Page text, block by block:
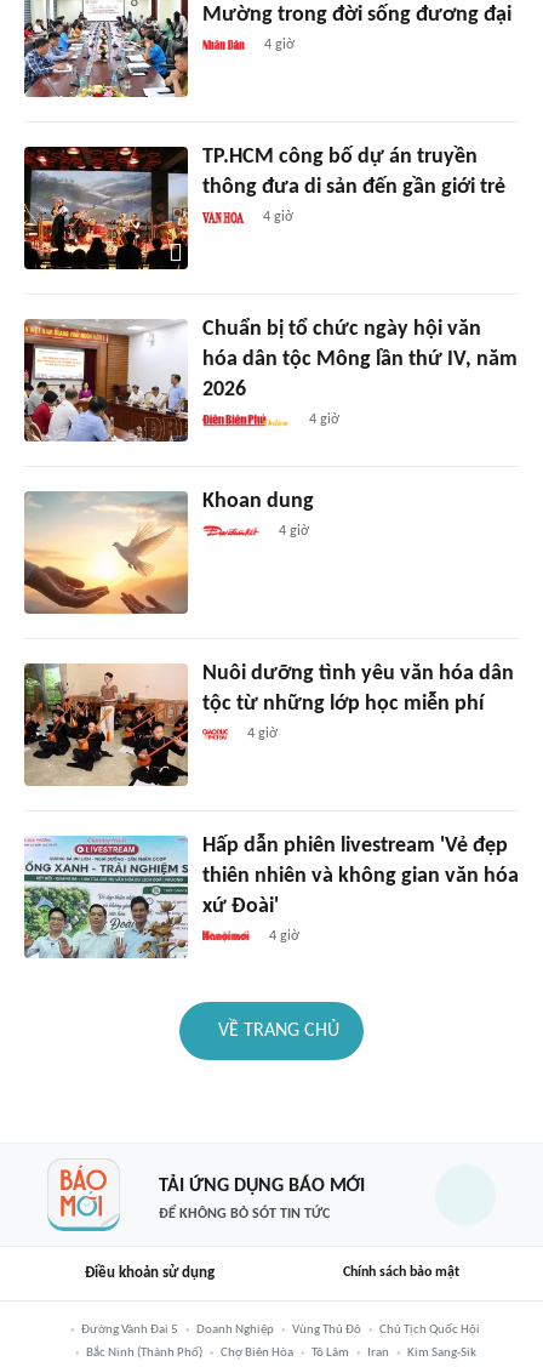
Mường trong đời sống đương đại
4 giờ
TP.HCM công bố dự án truyền
thông đưa di sản đến gần giới trẻ
4 giờ
Chuẩn bị tổ chức ngày hội văn
hóa dân tộc Mông lần thứ IV, năm
2026
4 giờ
Khoan dung
4 giờ
Nuôi dưỡng tình yêu văn hóa dân
tộc từ những lớp học miễn phí
4 giờ
Hấp dẫn phiên livestream 'Vẻ đẹp
thiên nhiên và không gian văn hóa
xứ Đoài'
4 giờ
VỀ TRANG CHỦ
TẢI ỨNG DỤNG BÁO MỚI
ĐỂ KHÔNG BỎ SÓT TIN TỨC
Điều khoản sử dụng Chính sách bảo mật
Đường Vành Đai 5 Doanh Nghiệp Vùng Thủ Đô
Chủ Tịch Quốc Hội
Bắc Ninh (thành Phố)
Chợ Biên Hòa Tô Lâm Iran Kim Sang-Sik